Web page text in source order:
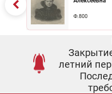
Ф.800
летний